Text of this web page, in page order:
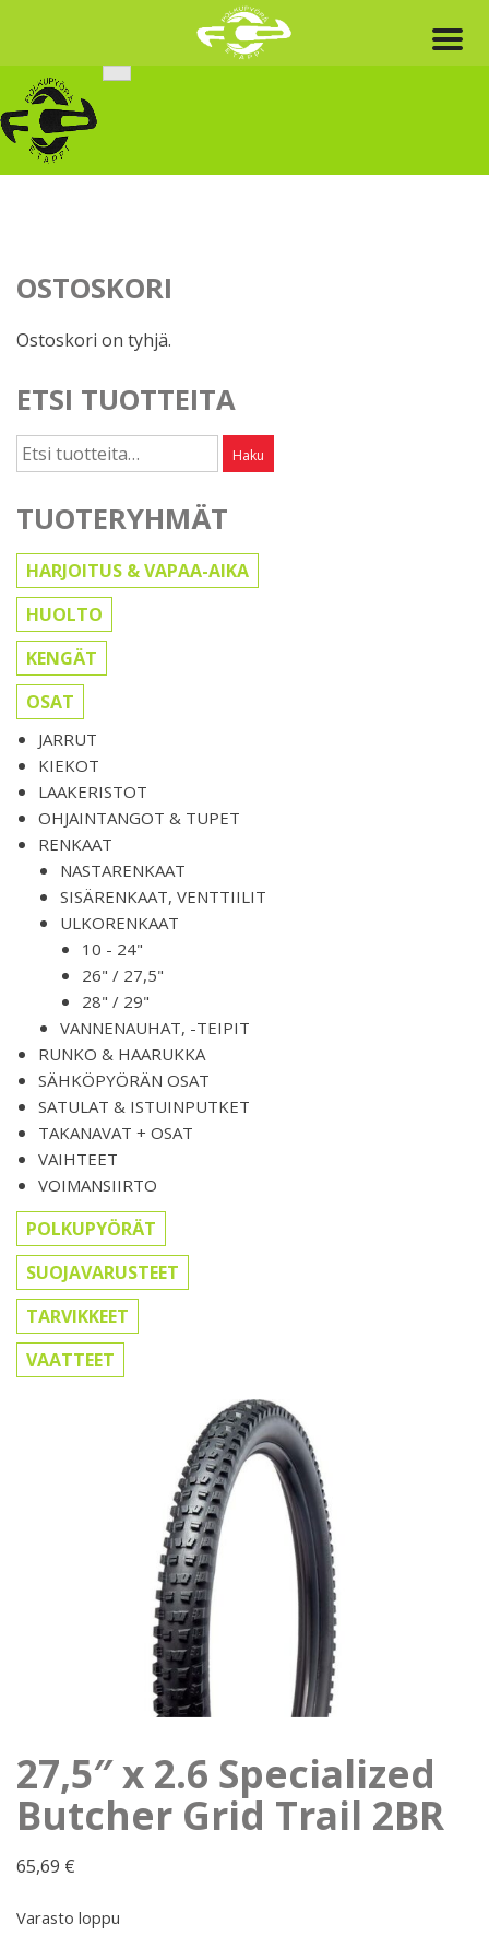
content
OSTOSKORI
Ostoskori on tyhjä.
ETSI TUOTTEITA
Etsi: Haku
TUOTERYHMÄT
HARJOITUS & VAPAA-AIKA
HUOLTO
KENGÄT
OSAT
JARRUT
KIEKOT
LAAKERISTOT
OHJAINTANGOT & TUPET
RENKAAT
NASTARENKAAT
SISÄRENKAAT, VENTTIILIT
ULKORENKAAT
10 - 24"
26" / 27,5"
28" / 29"
VANNENAUHAT, -TEIPIT
RUNKO & HAARUKKA
SÄHKÖPYÖRÄN OSAT
SATULAT & ISTUINPUTKET
TAKANAVAT + OSAT
VAIHTEET
VOIMANSIIRTO
POLKUPYÖRÄT
SUOJAVARUSTEET
TARVIKKEET
VAATTEET
27,5″ x 2.6 Specialized
Butcher Grid Trail 2BR
65,69 €
Varasto loppu